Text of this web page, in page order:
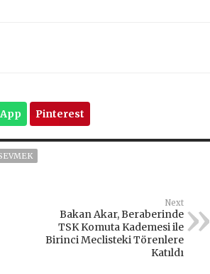
Pinterest
Next
Bakan Akar, Beraberinde
TSK Komuta Kademesi ile
Birinci Meclisteki Törenlere
Katıldı